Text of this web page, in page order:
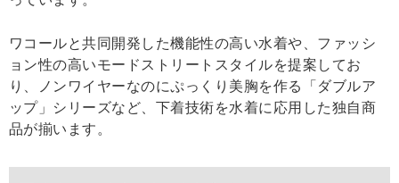
ワコールと共同開発した機能性の高い水着や、ファッシ
ョン性の高いモードストリートスタイルを提案してお
り、ノンワイヤーなのにぷっくり美胸を作る「ダブルア
ップ」シリーズなど、下着技術を水着に応用した独自商
品が揃います。